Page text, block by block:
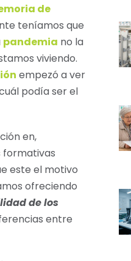
de
teníamos que
pandemia no la
viviendo.
empezó a ver
podía ser el
en,
formativas
este el motivo
ofreciendo
de los
entre